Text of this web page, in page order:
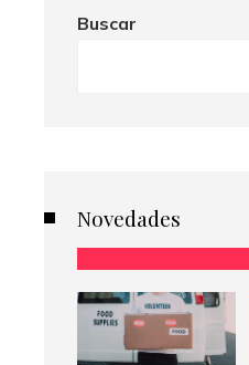
Buscar
Novedades